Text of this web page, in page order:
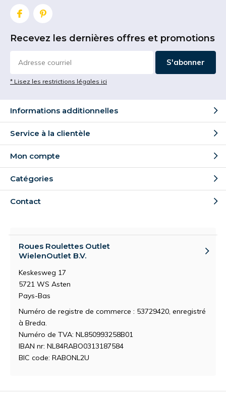
Recevez les dernières offres et promotions
S'abonner
* Lisez les restrictions légales ici
Informations additionnelles
Service à la clientèle
Mon compte
Catégories
Contact
Roues Roulettes Outlet
WielenOutlet B.V.
Keskesweg 17
5721 WS Asten
Pays-Bas
Numéro de registre de commerce : 53729420, enregistré
à Breda.
Numéro de TVA: NL850993258B01
IBAN nr: NL84RABO0313187584
BIC code: RABONL2U